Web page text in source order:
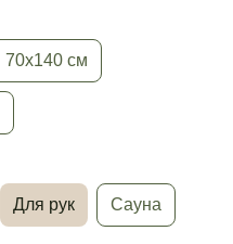
70х140 см
Для рук Сауна